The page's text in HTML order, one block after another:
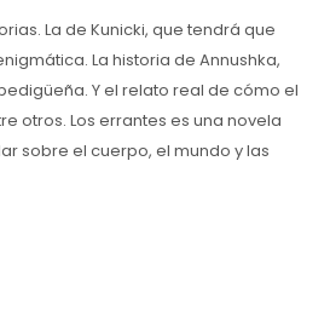
La de Kunicki, que tendrá que
La historia de Annushka,
Y el relato real de cómo el
otros. Los errantes es una novela
sobre el cuerpo, el mundo y las